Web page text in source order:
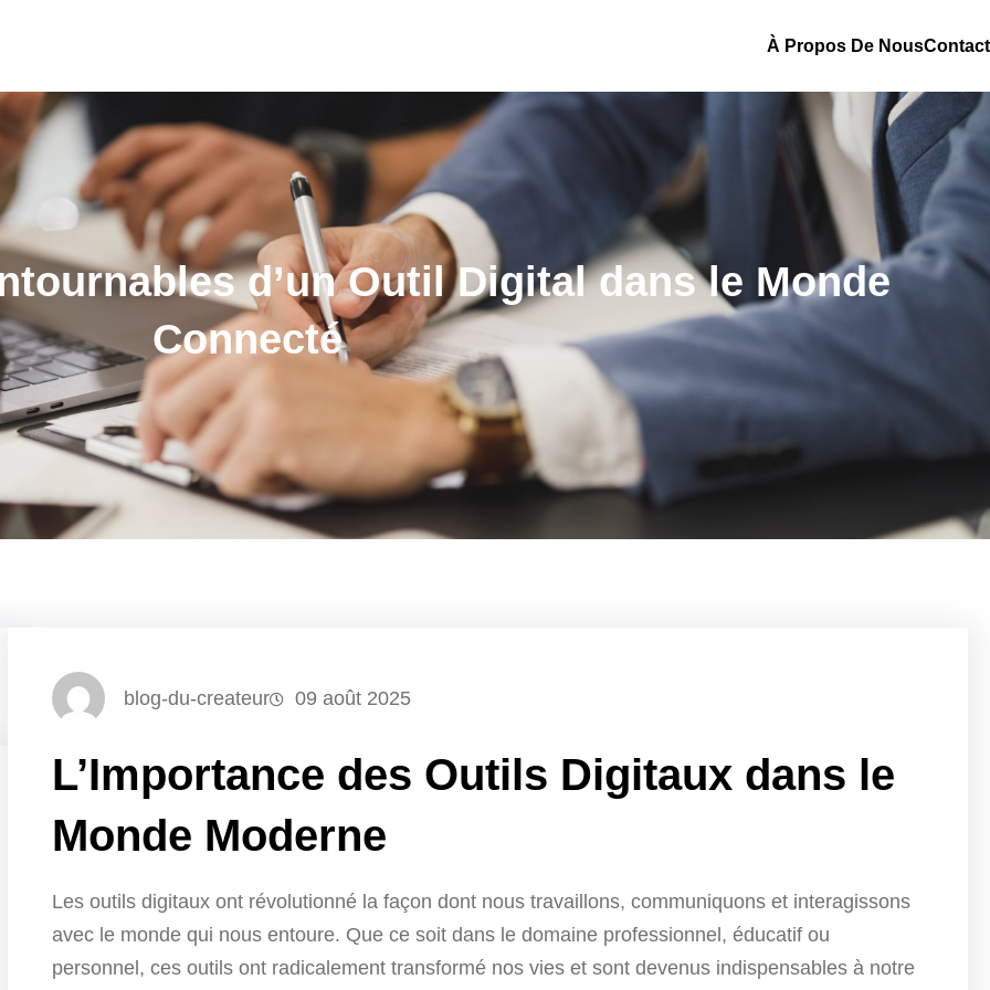
À Propos De NousContact
d’un Outil Digital dans le Monde
Connecté
blog-du-createur 09 août 2025
L’Importance des Outils Digitaux dans le
Monde Moderne
Les outils digitaux ont révolutionné la façon dont nous travaillons, communiquons et interagissons
avec le monde qui nous entoure. Que ce soit dans le domaine professionnel, éducatif ou
personnel, ces outils ont radicalement transformé nos vies et sont devenus indispensables à notre